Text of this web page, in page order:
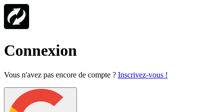
Connexion
Vous n'avez pas encore de compte ? Inscrivez-vous !